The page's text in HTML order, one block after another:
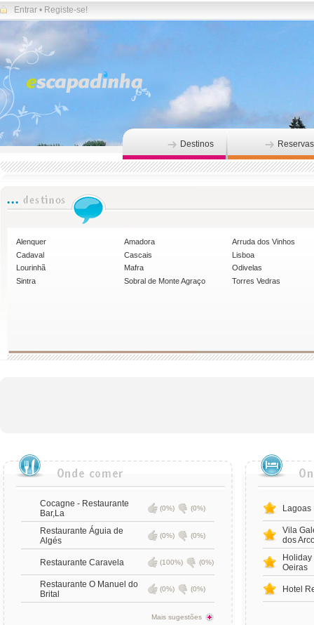
Entrar • Registe-se!
Destinos Reservas
Alenquer Amadora
Arruda dos Vinhos
Cadaval
Cascais
Lisboa
Lourinhã
Mafra
Odivelas
Sintra
Sobral de Monte Agraço Torres Vedras
Cocagne - Restaurante
Bar,La
(0%) (0%)
Restaurante Águia de
Algés
(0%) (0%)
Restaurante Caravela (100%) (0%)
Restaurante O Manuel do
Brital
(0%) (0%)
Mais sugestões
Lagoas
Vila
dos
Oeiras
Hotel